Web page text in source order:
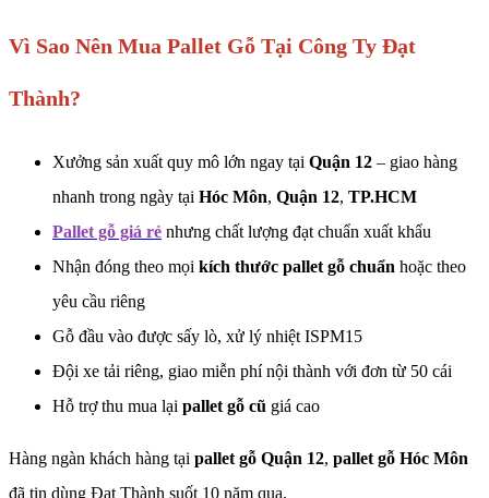
Vì Sao Nên Mua Pallet Gỗ Tại Công Ty Đạt
Thành?
Xưởng sản xuất quy mô lớn ngay tại Quận 12 – giao hàng
nhanh trong ngày tại Hóc Môn, Quận 12, TP.HCM
Pallet gỗ giá rẻ nhưng chất lượng đạt chuẩn xuất khẩu
Nhận đóng theo mọi kích thước pallet gỗ chuẩn hoặc theo
yêu cầu riêng
Gỗ đầu vào được sấy lò, xử lý nhiệt ISPM15
Đội xe tải riêng, giao miễn phí nội thành với đơn từ 50 cái
Hỗ trợ thu mua lại pallet gỗ cũ giá cao
Hàng ngàn khách hàng tại pallet gỗ Quận 12, pallet gỗ Hóc Môn
đã tin dùng Đạt Thành suốt 10 năm qua.